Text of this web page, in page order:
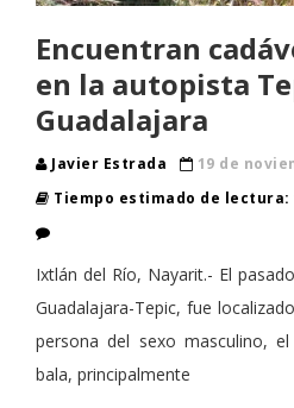
Encuentran
en la autopista
Guadalajara
Javier Estrada
19 de
Tiempo estimado de lectura:
Ixtlán del Río, Nayarit.- El
Guadalajara-Tepic, fue
persona del sexo masculino,
bala, principalmente